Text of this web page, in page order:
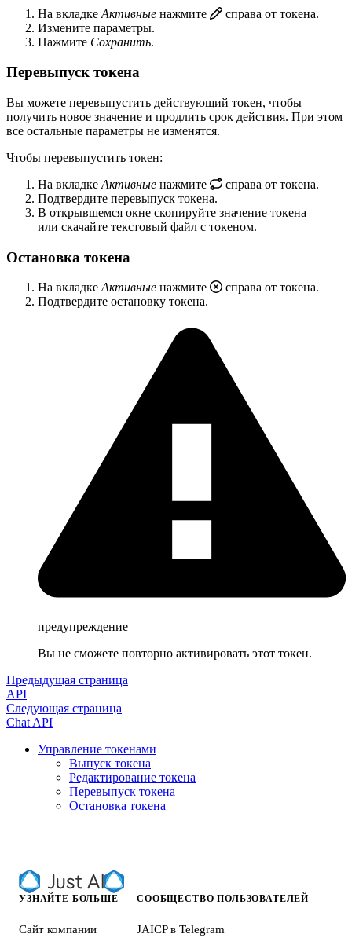
На вкладке Активные нажмите
справа от токена.
Измените параметры.
Нажмите Сохранить.
Перевыпуск токена
Вы можете перевыпустить действующий токен, чтобы
получить новое значение и продлить срок действия. При этом
все остальные параметры не изменятся.
Чтобы перевыпустить токен:
На вкладке Активные нажмите
справа от токена.
Подтвердите перевыпуск токена.
В открывшемся окне скопируйте значение токена
или скачайте текстовый файл с токеном.
Остановка токена
На вкладке Активные нажмите
справа от токена.
Подтвердите остановку токена.
предупреждение
Вы не сможете повторно активировать этот токен.
Предыдущая страница
API
Следующая страница
Chat API
Управление токенами
Выпуск токена
Редактирование токена
Перевыпуск токена
Остановка токена
УЗНАЙТЕ БОЛЬШЕ
Сайт компании
СООБЩЕСТВО ПОЛЬЗОВАТЕЛЕЙ
JAICP в Telegram